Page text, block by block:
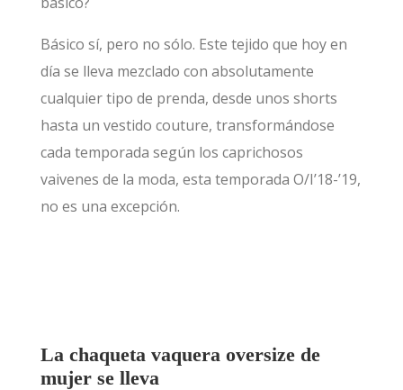
Básico sí, pero no sólo. Este tejido que hoy en
día se lleva mezclado con absolutamente
cualquier tipo de prenda, desde unos shorts
hasta un vestido couture, transformándose
cada temporada según los caprichosos
vaivenes de la moda, esta temporada O/I’18-’19,
no es una excepción.
La chaqueta vaquera oversize de
mujer se lleva